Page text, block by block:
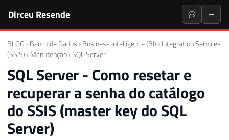
Dirceu Resende
BLOG › Banco de Dados › Business Intelligence (BI) › Integration Services
(SSIS) › Manutenção ›SQL Server
SQL Server - Como resetar e
recuperar a senha do catálogo
do SSIS (master key do SQL
Server)